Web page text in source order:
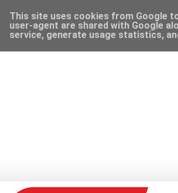
This site uses cookies from Google
user-agent are shared with Google
service, generate usage statistics,